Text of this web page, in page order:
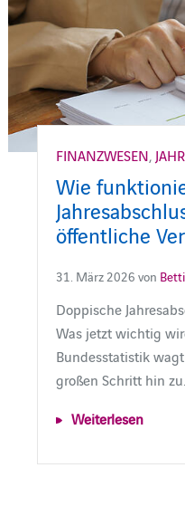
FINANZWESEN,
Wie
öffentliche
31. März 2026 von
Doppische
Was jetzt wichtig
Bundesstatistik
großen Schritt hin zu…
Weiterlesen